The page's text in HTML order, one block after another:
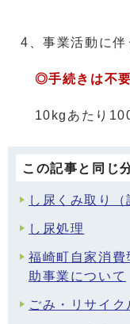
4、事業活動に伴
◎手続きは不
10kgあたり100
この記事と同じ
し尿くみ取り
し尿処理
福崎町自家消
助事業について
ごみ・リサイク